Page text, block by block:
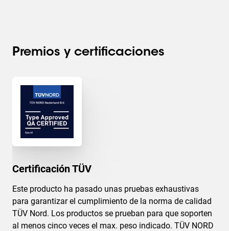
Premios y certificaciones
Certificación TÜV
Este producto ha pasado unas pruebas exhaustivas
para garantizar el cumplimiento de la norma de calidad
TÜV Nord. Los productos se prueban para que soporten
al menos cinco veces el max. peso indicado. TÜV NORD